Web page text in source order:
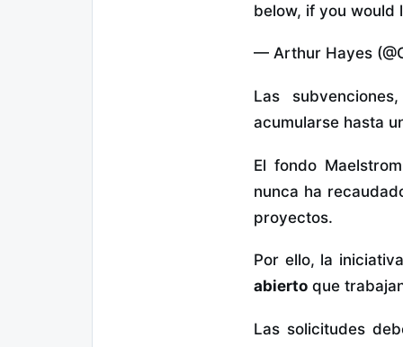
below, if you would
— Arthur Hayes
Las
acumularse hasta
El fondo
nunca ha
proyectos.
Por ello, la
abierto que
Las solicitudes